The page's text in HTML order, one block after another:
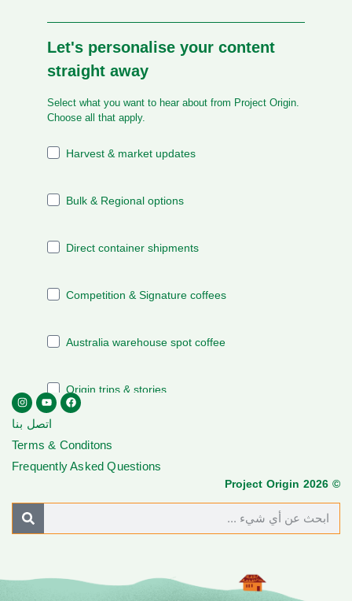
اتصل بنا
Terms & Conditons
Frequently Asked Questions
© Project Origin 2026